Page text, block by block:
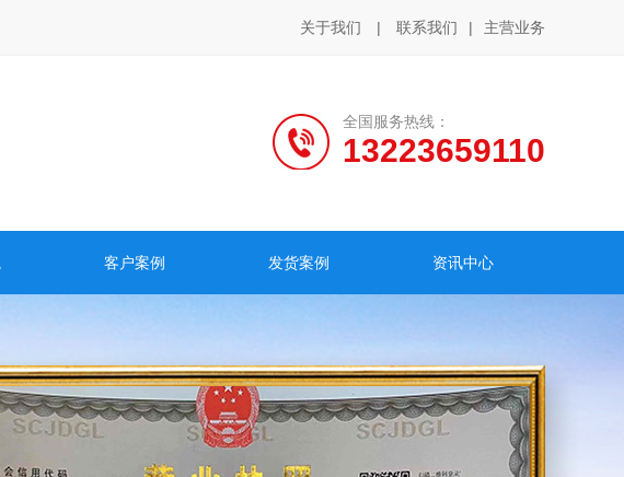
关于我们 | 联系我们 | 主营业务
全国服务热线：
13223659110
客户案例 发货案例 资讯中心